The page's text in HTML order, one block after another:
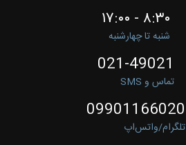
۸:۳۰ - ۱۷:۰۰
شنبه تا چهارشنبه
021-49021
تماس و SMS
09901166020
تلگرام/واتس‌اپ